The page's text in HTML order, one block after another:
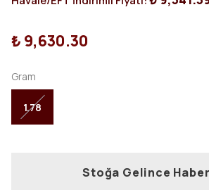
₺ 9,630.30
Gram
1.78
Stoğa Gelince